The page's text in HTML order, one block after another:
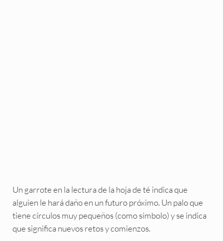
Un garrote en la lectura de la hoja de té indica que
alguien le hará daño en un futuro próximo. Un palo que
tiene círculos muy pequeños (como símbolo) y se indica
que significa nuevos retos y comienzos.